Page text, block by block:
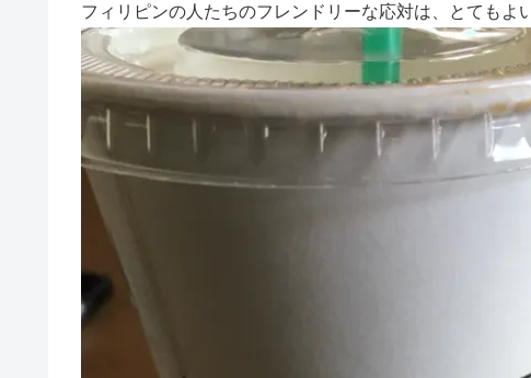
フィリピンの人たちのフレンドリーな応対は、とてもよ